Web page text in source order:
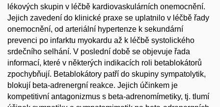
lékových skupin v léčbě kardiovaskulárních onemocnění.
Jejich zavedení do klinické praxe se uplatnilo v léčbě řady
onemocnění, od arteriální hypertenze k sekundární
prevenci po infarktu myokardu až k léčbě systolického
srdečního selhání. V poslední době se objevuje řada
informací, které v některých indikacích roli betablokátorů
zpochybňují. Betablokátory patří do skupiny sympatolytik,
blokují beta-adrenergní reakce. Jejich účinkem je
kompetitivní antagonizmus s beta-adrenomímetiky, tj. tlumí